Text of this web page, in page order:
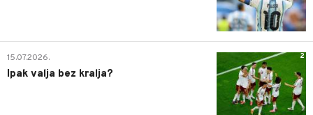
2
15.07.2026.
Ipak valja bez kralja?